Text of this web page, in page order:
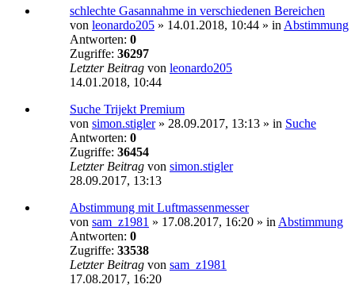
schlechte Gasannahme in verschiedenen Bereichen
von leonardo205 » 14.01.2018, 10:44 » in Abstimmung
Antworten: 0
Zugriffe: 36297
Letzter Beitrag von leonardo205
14.01.2018, 10:44
Suche Trijekt Premium
von simon.stigler» 28.09.2017, 13:13 » in Suche
Antworten: 0
Zugriffe: 36454
Letzter Beitrag von simon.stigler
28.09.2017, 13:13
Abstimmung mit Luftmassenmesser
von sam_z1981 » 17.08.2017, 16:20 » in Abstimmung
Antworten: 0
Zugriffe: 33538
Letzter Beitrag von sam_z1981
17.08.2017, 16:20